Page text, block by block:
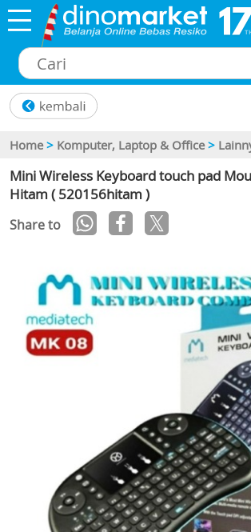
Home > Komputer, Laptop & Office >
Mini Wireless Keyboard touch pad
Hitam ( 520156hitam )
Share to